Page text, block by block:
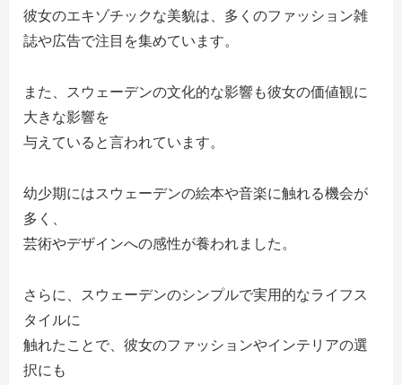
彼女のエキゾチックな美貌は、多くのファッション雑
誌や広告で注目を集めています。
また、スウェーデンの文化的な影響も彼女の価値観に
大きな影響を
与えていると言われています。
幼少期にはスウェーデンの絵本や音楽に触れる機会が
多く、
芸術やデザインへの感性が養われました。
さらに、スウェーデンのシンプルで実用的なライフス
タイルに
触れたことで、彼女のファッションやインテリアの選
択にも